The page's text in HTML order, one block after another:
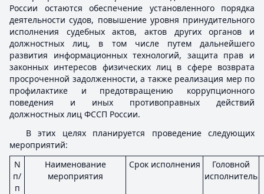
России остаются обеспечение установленного порядка
деятельности судов, повышение уровня принудительного
исполнения судебных актов, актов других органов и
должностных лиц, в том числе путем дальнейшего
развития информационных технологий, защита прав и
законных интересов физических лиц в сфере возврата
просроченной задолженности, а также реализация мер по
профилактике и предотвращению коррупционного
поведения и иных противоправных действий
должностных лиц ФССП России.
В этих целях планируется проведение следующих
мероприятий:
N
п/
п
Наименование
мероприятия
Срок исполнения
Головной
исполнитель